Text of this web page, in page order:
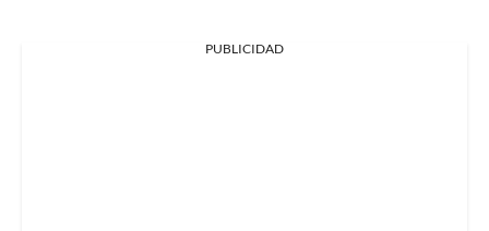
PUBLICIDAD